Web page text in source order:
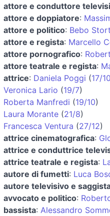
attore e conduttore
attore e doppiatore:
attore e politico: Bebo
attore e regista: Marcello
attore pornografico:
attore teatrale e regista:
attrice: Daniela Poggi (17/10
Veronica Lario (19/7)
Roberta Manfredi (19/10)
Laura Morante (21/8)
Francesca Ventura (27/12)
attrice cinematografica:
attrice e conduttrice
attrice teatrale e regista:
autore di fumetti: Luca
autore televisivo e
avvocato e politico:
bassista: Alessandro